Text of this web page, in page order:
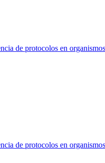
de protocolos en
de protocolos en